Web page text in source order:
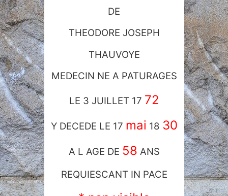
DE
THEODORE JOSEPH
THAUVOYE
MEDECIN NE A PATURAGES
LE 3 JUILLET 17 72
Y DECEDE LE 17 mai 18 30
A L AGE DE 58 ANS
REQUIESCANT IN PACE